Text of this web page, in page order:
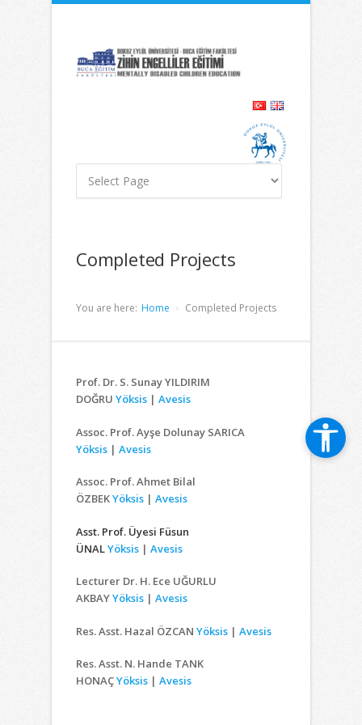
Navigasyona
Completed Projects
You are here: Home Completed Projects
Prof. Dr. S. Sunay YILDIRIM
DOĞRU Yöksis | Avesis
Assoc. Prof. Ayşe Dolunay SARICA
Yöksis | Avesis
Assoc. Prof. Ahmet Bilal
ÖZBEKYöksis | Avesis
Asst. Prof. Üyesi Füsun
ÜNALYöksis | Avesis
Lecturer Dr. H. Ece UĞURLU
AKBAYYöksis | Avesis
Res. Asst. Hazal ÖZCAN Yöksis | Avesis
Res. Asst. N. Hande TANK
HONAÇYöksis | Avesis